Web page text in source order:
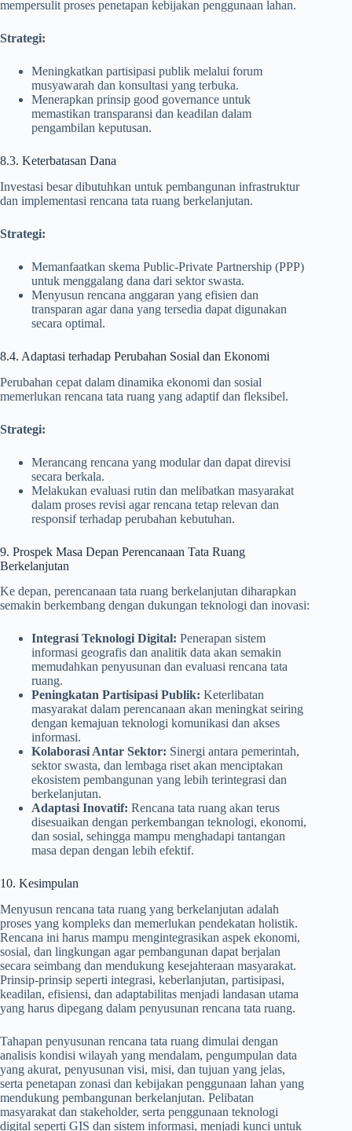
mempersulit proses penetapan kebijakan penggunaan lahan.
Strategi:
Meningkatkan partisipasi publik melalui forum
musyawarah dan konsultasi yang terbuka.
Menerapkan prinsip good governance untuk
memastikan transparansi dan keadilan dalam
pengambilan keputusan.
8.3. Keterbatasan Dana
Investasi besar dibutuhkan untuk pembangunan infrastruktur
dan implementasi rencana tata ruang berkelanjutan.
Strategi:
Memanfaatkan skema Public-Private Partnership (PPP)
untuk menggalang dana dari sektor swasta.
Menyusun rencana anggaran yang efisien dan
transparan agar dana yang tersedia dapat digunakan
secara optimal.
8.4. Adaptasi terhadap Perubahan Sosial dan Ekonomi
Perubahan cepat dalam dinamika ekonomi dan sosial
memerlukan rencana tata ruang yang adaptif dan fleksibel.
Strategi:
Merancang rencana yang modular dan dapat direvisi
secara berkala.
Melakukan evaluasi rutin dan melibatkan masyarakat
dalam proses revisi agar rencana tetap relevan dan
responsif terhadap perubahan kebutuhan.
9. Prospek Masa Depan Perencanaan Tata Ruang
Berkelanjutan
Ke depan, perencanaan tata ruang berkelanjutan diharapkan
semakin berkembang dengan dukungan teknologi dan inovasi:
Integrasi Teknologi Digital: Penerapan sistem
informasi geografis dan analitik data akan semakin
memudahkan penyusunan dan evaluasi rencana tata
ruang.
Peningkatan Partisipasi Publik: Keterlibatan
masyarakat dalam perencanaan akan meningkat seiring
dengan kemajuan teknologi komunikasi dan akses
informasi.
Kolaborasi Antar Sektor: Sinergi antara pemerintah,
sektor swasta, dan lembaga riset akan menciptakan
ekosistem pembangunan yang lebih terintegrasi dan
berkelanjutan.
Adaptasi Inovatif: Rencana tata ruang akan terus
disesuaikan dengan perkembangan teknologi, ekonomi,
dan sosial, sehingga mampu menghadapi tantangan
masa depan dengan lebih efektif.
10. Kesimpulan
Menyusun rencana tata ruang yang berkelanjutan adalah
proses yang kompleks dan memerlukan pendekatan holistik.
Rencana ini harus mampu mengintegrasikan aspek ekonomi,
sosial, dan lingkungan agar pembangunan dapat berjalan
secara seimbang dan mendukung kesejahteraan masyarakat.
Prinsip-prinsip seperti integrasi, keberlanjutan, partisipasi,
keadilan, efisiensi, dan adaptabilitas menjadi landasan utama
yang harus dipegang dalam penyusunan rencana tata ruang.
Tahapan penyusunan rencana tata ruang dimulai dengan
analisis kondisi wilayah yang mendalam, pengumpulan data
yang akurat, penyusunan visi, misi, dan tujuan yang jelas,
serta penetapan zonasi dan kebijakan penggunaan lahan yang
mendukung pembangunan berkelanjutan. Pelibatan
masyarakat dan stakeholder, serta penggunaan teknologi
digital seperti GIS dan sistem informasi, menjadi kunci untuk